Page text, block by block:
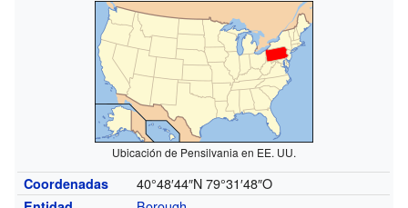
Ubicación de Pensilvania en EE. UU.
Coordenadas 40°48′44″N 79°31′48″O